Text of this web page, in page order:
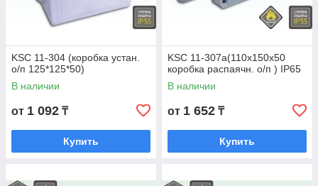
KSC 11-304 (коробка устан.
о/п 125*125*50)
В наличии
от 1 092 ₸
Купить
KSC 11-307a(110х150x50
коробка распаячн. о/п ) IP65
В наличии
от 1 652 ₸
Купить